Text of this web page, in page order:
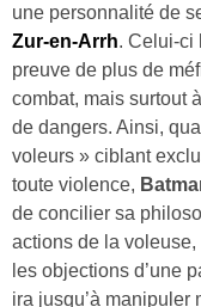
une personnalité de
Zur‑en‑Arrh.
preuve de plus de
combat, mais surtout
de dangers. Ainsi,
voleurs » ciblant
toute violence,
de concilier sa
actions de la
les objections d’une
ira jusqu’à manipuler